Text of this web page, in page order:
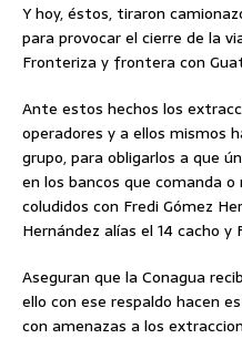
Y hoy, éstos, tiraron
para provocar el cierre de la
Fronteriza y frontera con
Ante estos hechos los
operadores y a ellos mismos
grupo, para obligarlos a que
en los bancos que comanda
coludidos con Fredi Gómez
Hernández alías el 14 cacho y
Aseguran que la Conagua
ello con ese respaldo hacen
con amenazas a los